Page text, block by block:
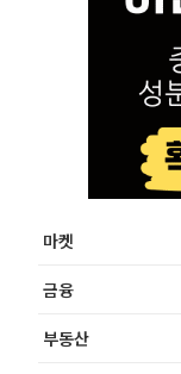
마켓
금융
부동산